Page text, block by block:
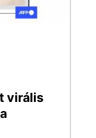
virális